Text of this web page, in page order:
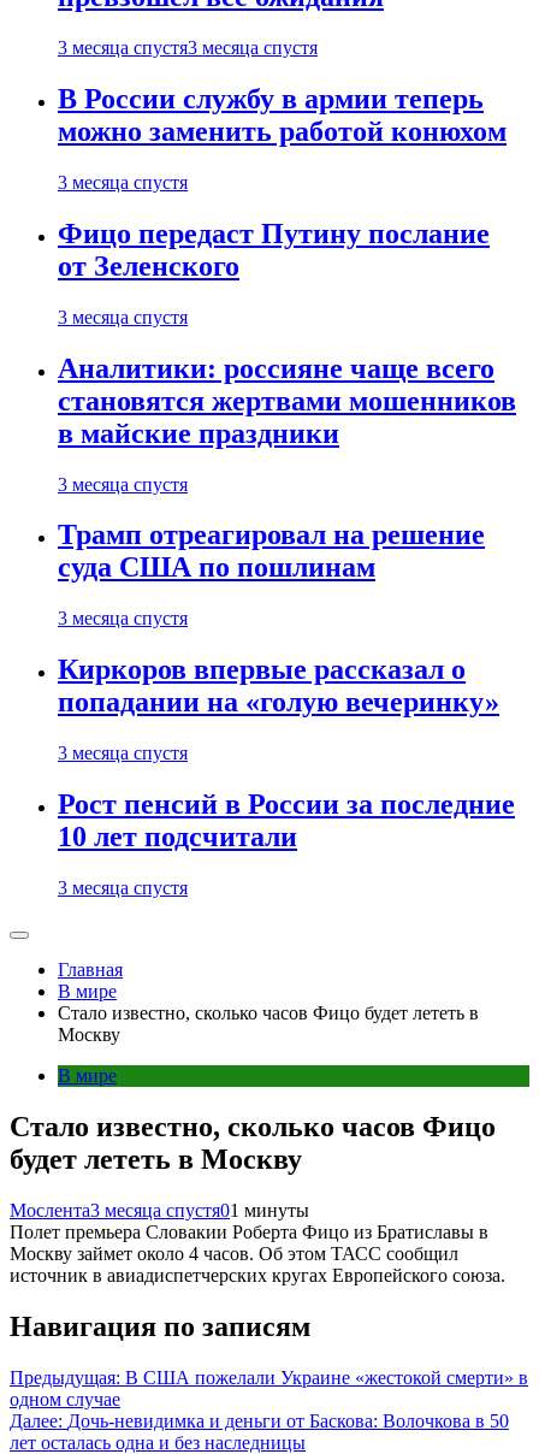
3 месяца спустя3 месяца спустя
В России службу в армии теперь
можно заменить работой конюхом
3 месяца спустя
Фицо передаст Путину послание
от Зеленского
3 месяца спустя
Аналитики: россияне чаще всего
становятся жертвами мошенников
в майские праздники
3 месяца спустя
Трамп отреагировал на решение
суда США по пошлинам
3 месяца спустя
Киркоров впервые рассказал о
попадании на «голую вечеринку»
3 месяца спустя
Рост пенсий в России за последние
10 лет подсчитали
3 месяца спустя
Главная
В мире
Стало известно, сколько часов Фицо будет лететь в
Москву
В мире
Стало известно, сколько часов Фицо
будет лететь в Москву
Мослента3 месяца спустя01 минуты
Полет премьера Словакии Роберта Фицо из Братиславы в
Москву займет около 4 часов. Об этом ТАСС сообщил
источник в авиадиспетчерских кругах Европейского союза.
Навигация по записям
Предыдущая: В США пожелали Украине «жестокой смерти» в
одном случае
Далее: Дочь-невидимка и деньги от Баскова: Волочкова в 50
лет осталась одна и без наследницы